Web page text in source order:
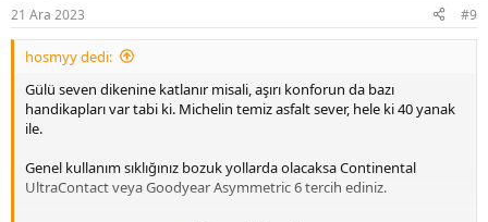
21 Ara 2023 #9
hosmyy dedi:
Gülü seven dikenine katlanır misali, aşırı konforun da bazı
handikapları var tabi ki. Michelin temiz asfalt sever, hele ki 40 yanak
ile.
Genel kullanım sıklığınız bozuk yollarda olacaksa Continental
UltraContact veya Goodyear Asymmetric 6 tercih ediniz.